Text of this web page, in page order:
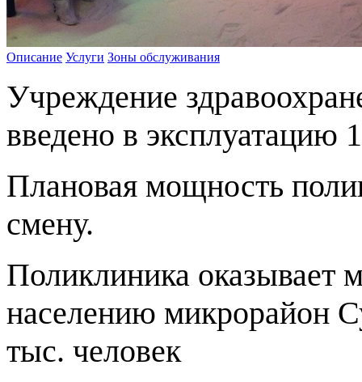
Описание Услуги Зоны обслуживания
Учреждение
введено в эксплуатацию
Плановая мощность
смену.
Поликлиника оказывает
населению микрорайон
тыс. человек